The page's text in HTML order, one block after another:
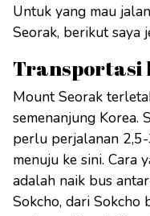
Untuk yang mau
Seorak, berikut saya
Transportasi
Mount Seorak
semenanjung Korea.
perlu perjalanan
menuju ke sini. Cara
adalah naik bus
Sokcho, dari Sokcho